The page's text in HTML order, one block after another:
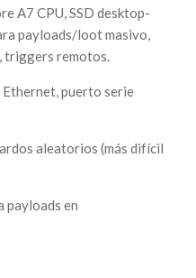
A7 CPU, SSD desktop-
payloads/loot masivo,
triggers remotos.
Ethernet, puerto serie
aleatorios (más difícil
payloads en